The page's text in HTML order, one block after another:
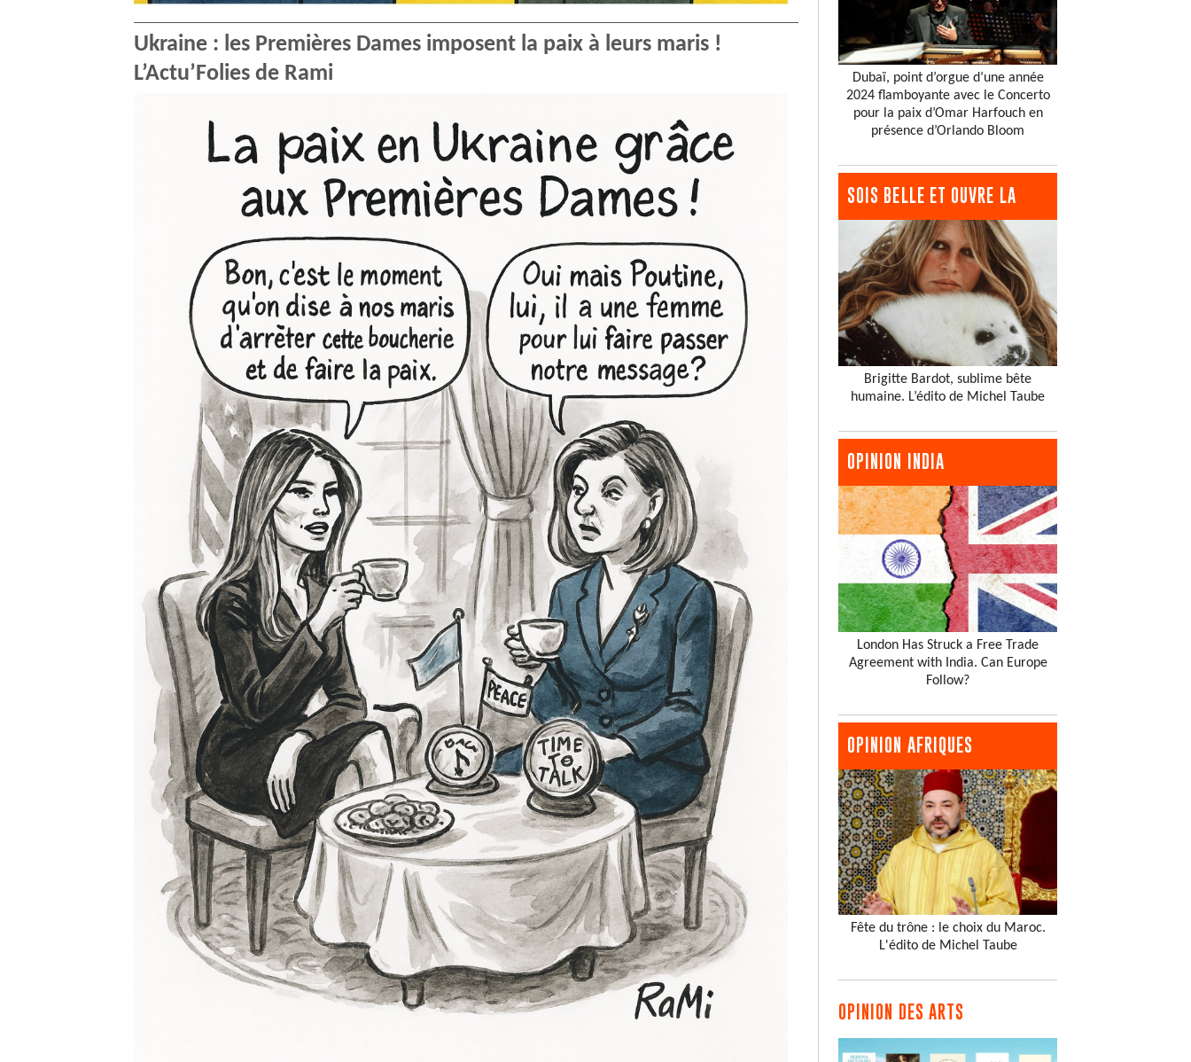
Ukraine : les Premières Dames imposent la paix à leurs maris !
L’Actu’Folies de Rami
Dubaï, point d’orgue d’une année
2024 flamboyante avec le Concerto
pour la paix d’Omar Harfouch en
présence d’Orlando Bloom
SOIS BELLE ET OUVRE LA
Brigitte Bardot, sublime bête
humaine. L’édito de Michel Taube
OPINION INDIA
London Has Struck a Free Trade
Agreement with India. Can Europe
Follow?
OPINION AFRIQUES
Fête du trône : le choix du Maroc.
L'édito de Michel Taube
OPINION DES ARTS